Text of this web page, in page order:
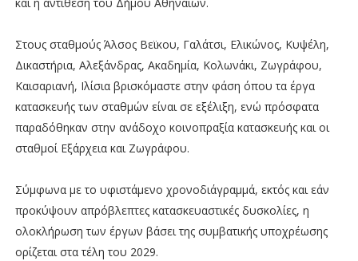
Στους σταθμούς Άλσος Βεϊκου, Γαλάτσι, Ελικώνος, Κυψέλη,
Δικαστήρια, Αλεξάνδρας, Ακαδημία, Κολωνάκι, Ζωγράφου,
Καισαριανή, Ιλίσια βρισκόμαστε στην φάση όπου τα έργα
κατασκευής των σταθμών είναι σε εξέλιξη, ενώ πρόσφατα
παραδόθηκαν στην ανάδοχο κοινοπραξία κατασκευής και οι
σταθμοί Εξάρχεια και Ζωγράφου.
Σύμφωνα με το υφιστάμενο χρονοδιάγραμμά, εκτός και εάν
προκύψουν απρόβλεπτες κατασκευαστικές δυσκολίες, η
ολοκλήρωση των έργων βάσει της συμβατικής υποχρέωσης
ορίζεται στα τέλη του 2029.